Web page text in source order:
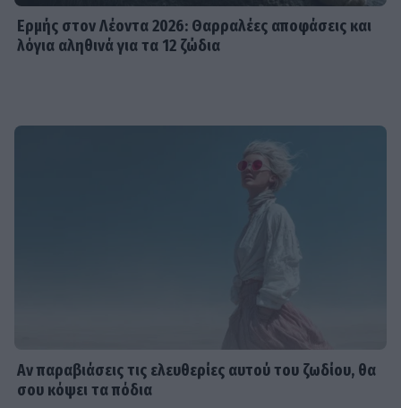
Ερμής στον Λέοντα 2026: Θαρραλέες αποφάσεις και
λόγια αληθινά για τα 12 ζώδια
Αν παραβιάσεις τις ελευθερίες αυτού του ζωδίου, θα
σου κόψει τα πόδια